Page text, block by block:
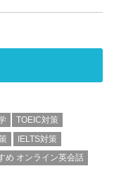
TOEIC対策
IELTS対策
め オンライン英会話